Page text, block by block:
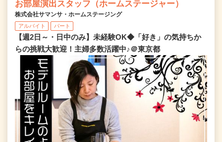
お部屋演出スタッフ（ホームステージャー）
株式会社サマンサ・ホームステージング
アルバイト パート
【週2日～・日中のみ】未経験OK◆「好き」の気持ちか
らの挑戦大歓迎！主婦多数活躍中♪＠東京都